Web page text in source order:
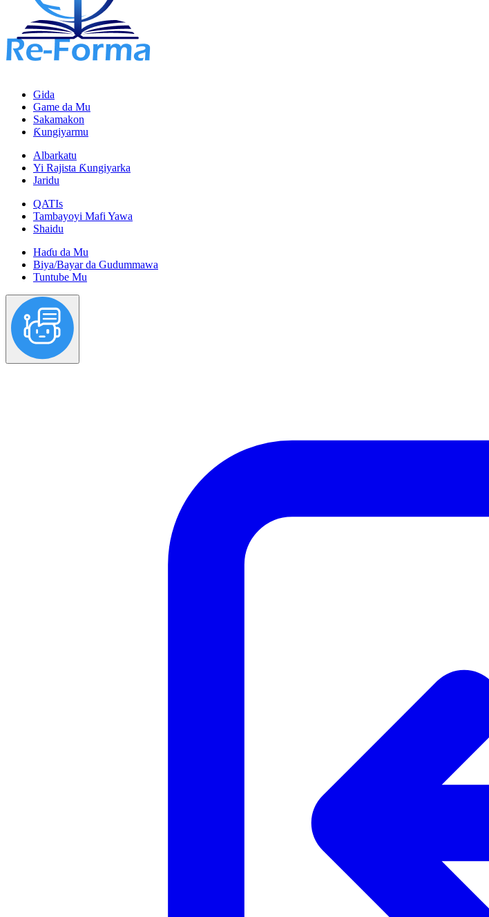
Gida
Game da Mu
Sakamakon
Ƙungiyarmu
Albarkatu
Yi Rajista Ƙungiyarka
Jaridu
QATIs
Tambayoyi Mafi Yawa
Shaidu
Haɗu da Mu
Biya/Bayar da Gudummawa
Tuntube Mu